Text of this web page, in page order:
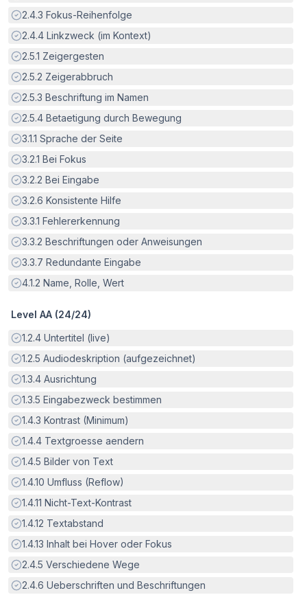
Erfüllt:
2.4.3 Fokus-Reihenfolge
Erfüllt:
2.4.4 Linkzweck (im Kontext)
Erfüllt:
2.5.1 Zeigergesten
Erfüllt:
2.5.2 Zeigerabbruch
Erfüllt:
2.5.3 Beschriftung im Namen
Erfüllt:
2.5.4 Betaetigung durch Bewegung
Erfüllt:
3.1.1 Sprache der Seite
Erfüllt:
3.2.1 Bei Fokus
Erfüllt:
3.2.2 Bei Eingabe
Erfüllt:
3.2.6 Konsistente Hilfe
Erfüllt:
3.3.1 Fehlererkennung
Erfüllt:
3.3.2 Beschriftungen oder Anweisungen
Erfüllt:
3.3.7 Redundante Eingabe
Erfüllt:
4.1.2 Name, Rolle, Wert
Level AA (24/24)
Erfüllt:
1.2.4 Untertitel (live)
Erfüllt:
1.2.5 Audiodeskription (aufgezeichnet)
Erfüllt:
1.3.4 Ausrichtung
Erfüllt:
1.3.5 Eingabezweck bestimmen
Erfüllt:
1.4.3 Kontrast (Minimum)
Erfüllt:
1.4.4 Textgroesse aendern
Erfüllt:
1.4.5 Bilder von Text
Erfüllt:
1.4.10 Umfluss (Reflow)
Erfüllt:
1.4.11 Nicht-Text-Kontrast
Erfüllt:
1.4.12 Textabstand
Erfüllt:
1.4.13 Inhalt bei Hover oder Fokus
Erfüllt:
2.4.5 Verschiedene Wege
Erfüllt:
2.4.6 Ueberschriften und Beschriftungen